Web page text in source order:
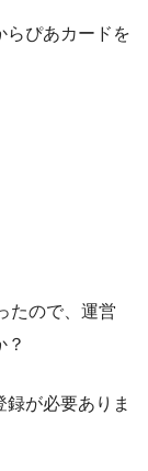
らぴあカードを
たので、運営
？
が必要ありま